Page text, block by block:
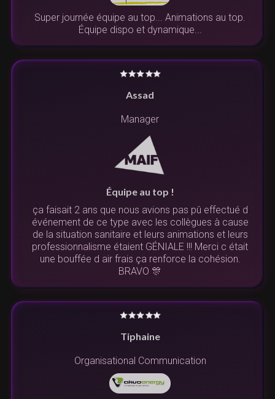
Super journée équipe au top... Animations au top.
Équipe dispo et dynamique...
Assad
Manager
Équipe au top !
ça faisait 2 ans que nous avions pas pû effectué d
événement de ce type avec les collègues à cause
de la situation sanitaire et leurs animations et leurs
professionnalisme étaient GÉNIALE !!! Merci c était
une bouffée d air frais ça renforce la cohésion.
BRAVO 🎊
Tiphaine
Organisational Communication